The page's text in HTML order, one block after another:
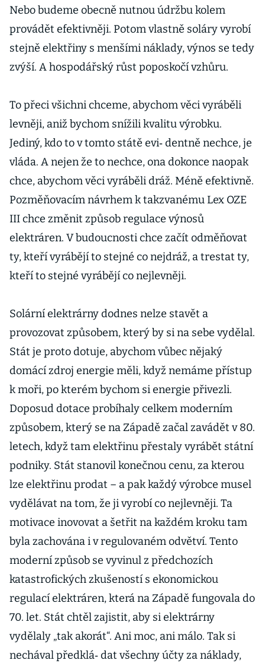
Nebo budeme obecně nutnou údržbu kolem
provádět efektivněji. Potom vlastně soláry vyrobí
stejně elektřiny s menšími náklady, výnos se tedy
zvýší. A hospodářský růst poposkočí vzhůru.
To přeci všichni chceme, abychom věci vyráběli
levněji, aniž bychom snížili kvalitu výrobku.
Jediný, kdo to v tomto státě evi‑ dentně nechce, je
vláda. A nejen že to nechce, ona dokonce naopak
chce, abychom věci vyráběli dráž. Méně efektivně.
Pozměňovacím návrhem k takzvanému Lex OZE
III chce změnit způsob regulace výnosů
elektráren. V budoucnosti chce začít odměňovat
ty, kteří vyrábějí to stejné co nejdráž, a trestat ty,
kteří to stejné vyrábějí co nejlevněji.
Solární elektrárny dodnes nelze stavět a
provozovat způsobem, který by si na sebe vydělal.
Stát je proto dotuje, abychom vůbec nějaký
domácí zdroj energie měli, když nemáme přístup
k moři, po kterém bychom si energie přivezli.
Doposud dotace probíhaly celkem moderním
způsobem, který se na Západě začal zavádět v 80.
letech, když tam elektřinu přestaly vyrábět státní
podniky. Stát stanovil konečnou cenu, za kterou
lze elektřinu prodat – a pak každý výrobce musel
vydělávat na tom, že ji vyrobí co nejlevněji. Ta
motivace inovovat a šetřit na každém kroku tam
byla zachována i v regulovaném odvětví. Tento
moderní způsob se vyvinul z předchozích
katastrofických zkušeností s ekonomickou
regulací elektráren, která na Západě fungovala do
70. let. Stát chtěl zajistit, aby si elektrárny
vydělaly „tak akorát“. Ani moc, ani málo. Tak si
nechával předklá‑ dat všechny účty za náklady,